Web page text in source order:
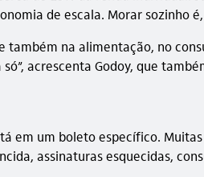
de escala. Morar sozinho
também na alimentação, no
acrescenta Godoy, que
em um boleto específico.
assinaturas esquecidas,